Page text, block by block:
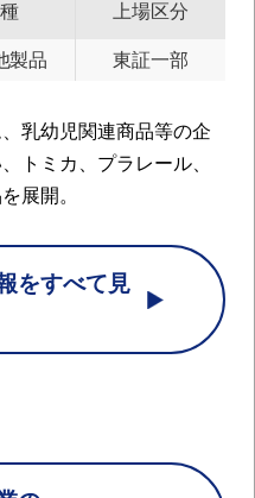
製品
上場区分
東証一部
乳幼児関連商品等の企
トミカ、プラレール、
展開。
をすべて見